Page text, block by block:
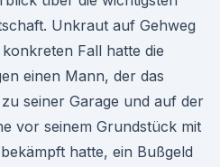
Unkraut auf Gehweg
Fall hatte die
einen Mann, der das
seiner Garage und auf der
vor seinem Grundstück mit
hatte, ein Bußgeld